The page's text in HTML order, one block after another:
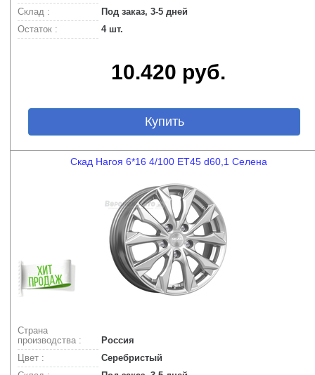
Склад :
Под заказ, 3-5 дней
Остаток :
4 шт.
10.420 руб.
Купить
Скад Нагоя 6*16 4/100 ET45 d60,1 Селена
Страна
производства :
Россия
Цвет :
Серебристый